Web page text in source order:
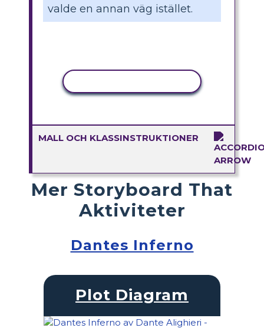
valde en annan väg istället.
MALL OCH KLASSINSTRUKTIONER
Mer Storyboard That
Aktiviteter
Dantes Inferno
Plot Diagram